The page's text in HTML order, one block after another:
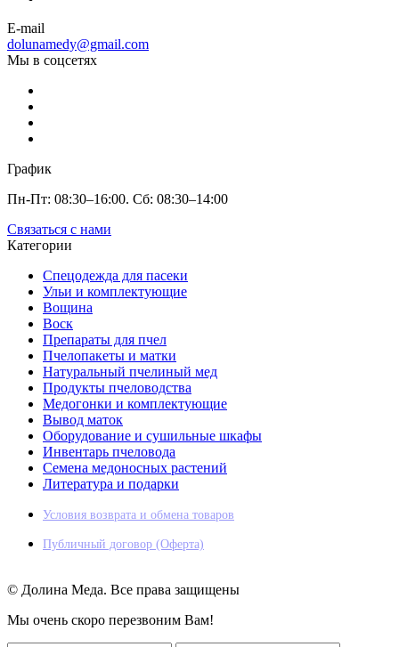
E-mail
dolunamedy@gmail.com
Мы в соцсетях
График
Пн-Пт: 08:30–16:00. Сб: 08:30–14:00
Связаться с нами
Категории
Спецодежда для пасеки
Ульи и комплектующие
Вощина
Воск
Препараты для пчел
Пчелопакеты и матки
Натуральный пчелиный мед
Продукты пчеловодства
Медогонки и комплектующие
Вывод маток
Оборудование и сушильные шкафы
Инвентарь пчеловода
Семена медоносных растений
Литература и подарки
Условия возврата и обмена товаров
Публичный договор (Оферта)
© Долина Меда. Все права защищены
Мы очень скоро перезвоним Вам!